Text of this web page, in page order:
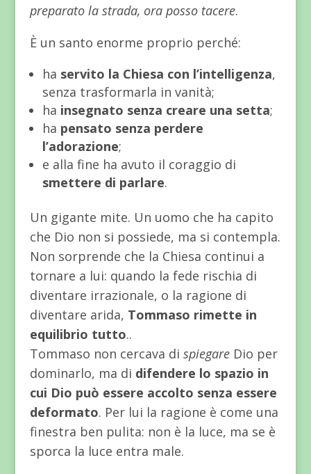
preparato la strada, ora posso tacere.
È un santo enorme proprio perché:
ha servito la Chiesa con l’intelligenza,
senza trasformarla in vanità;
ha insegnato senza creare una setta;
ha pensato senza perdere
l’adorazione;
e alla fine ha avuto il coraggio di
smettere di parlare.
Un gigante mite. Un uomo che ha capito
che Dio non si possiede, ma si contempla.
Non sorprende che la Chiesa continui a
tornare a lui: quando la fede rischia di
diventare irrazionale, o la ragione di
diventare arida, Tommaso rimette in
equilibrio tutto..
Tommaso non cercava di spiegareDio per
dominarlo, ma di difendere lo spazio in
cui Dio può essere accolto senza essere
deformato. Per lui la ragione è come una
finestra ben pulita: non è la luce, ma se è
sporca la luce entra male.